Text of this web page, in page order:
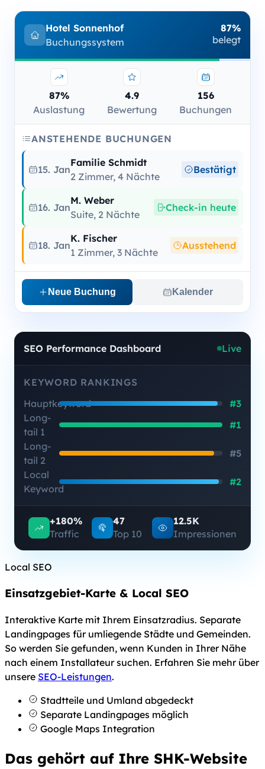
Hotel Sonnenhof
Buchungssystem
87%
belegt
87%
Auslastung
4.9
Bewertung
156
Buchungen
ANSTEHENDE BUCHUNGEN
15. Jan
Familie Schmidt
2 Zimmer, 4 Nächte
Bestätigt
16. Jan
M. Weber
Suite, 2 Nächte
Check-in heute
18. Jan
K. Fischer
1 Zimmer, 3 Nächte
Ausstehend
Neue Buchung Kalender
SEO Performance Dashboard Live
KEYWORD RANKINGS
Hauptkeyword
#3
Long-
tail 1
#1
Long-
tail 2
#5
Local
Keyword
#2
+180%
Traffic
47
Top 10
12.5K
Impressionen
Local SEO
Einsatzgebiet-Karte & Local SEO
Interaktive Karte mit Ihrem Einsatzradius. Separate
Landingpages für umliegende Städte und Gemeinden.
So werden Sie gefunden, wenn Kunden in Ihrer Nähe
nach einem Installateur suchen. Erfahren Sie mehr über
unsere SEO-Leistungen.
Stadtteile und Umland abgedeckt
Separate Landingpages möglich
Google Maps Integration
Das gehört auf Ihre SHK-Website